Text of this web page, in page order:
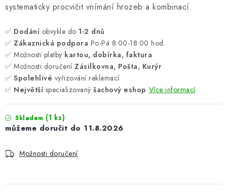
systematicky procvičit vnímání hrozeb a kombinací.
✅ Dodání obvykle do 1-2 dnů
✅ Zákaznická podpora Po-Pá 8:00-18:00 hod.
✅ Možnosti platby kartou, dobírka, faktura
✅ Možnosti doručení Zásilkovna, Pošta, Kurýr
✅ Spolehlivé vyřizování reklamací
✅ Největší specializovaný šachový eshop Více informací
Skladem (1 ks)
11.8.2026
Možnosti doručení